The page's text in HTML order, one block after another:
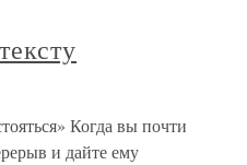
Когда вы почти
и дайте ему